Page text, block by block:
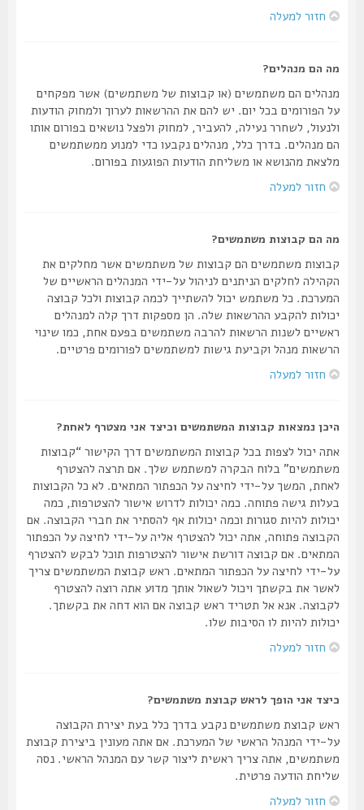
חזור למעלה
מה הם מנהלים?
מנהלים הם משתמשים (או קבוצות של משתמשים) אשר מפקחים
על הפורומים בכל יום. יש להם את ההרשאות לערוך ולמחוק הודעות
ולנעול, לשחרר נעילה, להעביר, למחוק ולפצל נושאים בפורום אותו
הם מנהלים. בדרך כלל, מנהלים נקבעו כדי למנוע ממשתמשים
מלצאת מהנושא או משליחת הודעות הפוגעות בפורום.
חזור למעלה
מה הם קבוצות משתמשים?
קבוצות משתמשים הם קבוצות של משתמשים אשר מחלקים את
הקהילה לחלקים הניתנים לניהול על-ידי המנהלים הראשיים של
המערכת. כל משתמש יכול להשתייך לכמה קבוצות ולכל קבוצה
יכולות להקבע ההרשאות שלה. הן מספקות דרך קלה למנהלים
ראשיים לשנות הרשאות להרבה משתמשים בפעם אחת, כמו שינוי
הרשאות מנהל וקביעת גישות למשתמשים לפורומים פרטיים.
חזור למעלה
היכן נמצאות קבוצות המשתמשים וכיצד אני מצטרף לאחת?
אתה יכול לצפות בכל קבוצות המשתמשים דרך הקישור “קבוצות
משתמשים” בלוח הבקרה למשתמש שלך. אם תרצה להצטרף
לאחת, המשך על-ידי לחיצה על הכפתור המתאים. לא כל הקבוצות
בעלות גישה פתוחה. כמה יכולות לדרוש אישור להצטרפות, כמה
יכולות להיות סגורות וכמה יכולות אף להסתיר את חברי הקבוצה. אם
הקבוצה פתוחה, אתה יכול להצטרף אליה על-ידי לחיצה על הכפתור
המתאים. אם קבוצה דורשת אישור להצטרפות תוכל לבקש להצטרף
על-ידי לחיצה על הכפתור המתאים. ראש קבוצת המשתמשים צריך
לאשר את בקשתך ויכול לשאול אותך מדוע אתה רוצה להצטרף
לקבוצה. אנא אל תטריד ראש קבוצה אם הוא דחה את בקשתך.
יכולות להיות לו הסיבות שלו.
חזור למעלה
כיצד אני הופך לראש קבוצת משתמשים?
ראש קבוצת משתמשים נקבע בדרך כלל בעת יצירת הקבוצה
על-ידי המנהל הראשי של המערכת. אם אתה מעונין ביצירת קבוצת
משתמשים, אתה צריך ראשית ליצור קשר עם המנהל הראשי. נסה
שליחת הודעה פרטית.
חזור למעלה